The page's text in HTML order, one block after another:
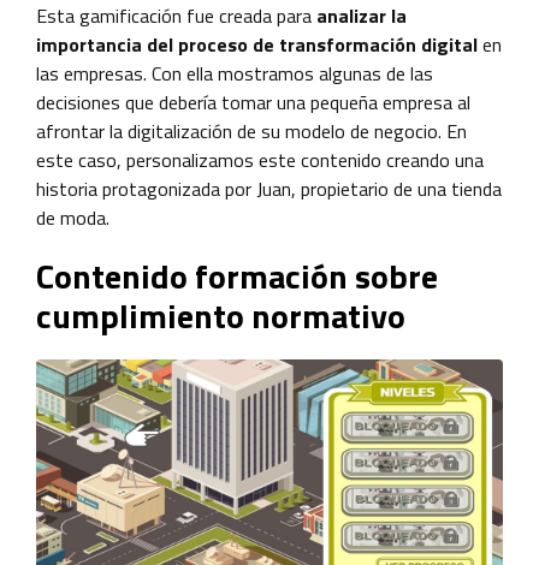
Esta gamificación fue creada para analizar la
importancia del proceso de transformación digitalen
las empresas. Con ella mostramos algunas de las
decisiones que debería tomar una pequeña empresa al
afrontar la digitalización de su modelo de negocio. En
este caso, personalizamos este contenido creando una
historia protagonizada por Juan, propietario de una tienda
de moda.
Contenido formación sobre
cumplimiento normativo